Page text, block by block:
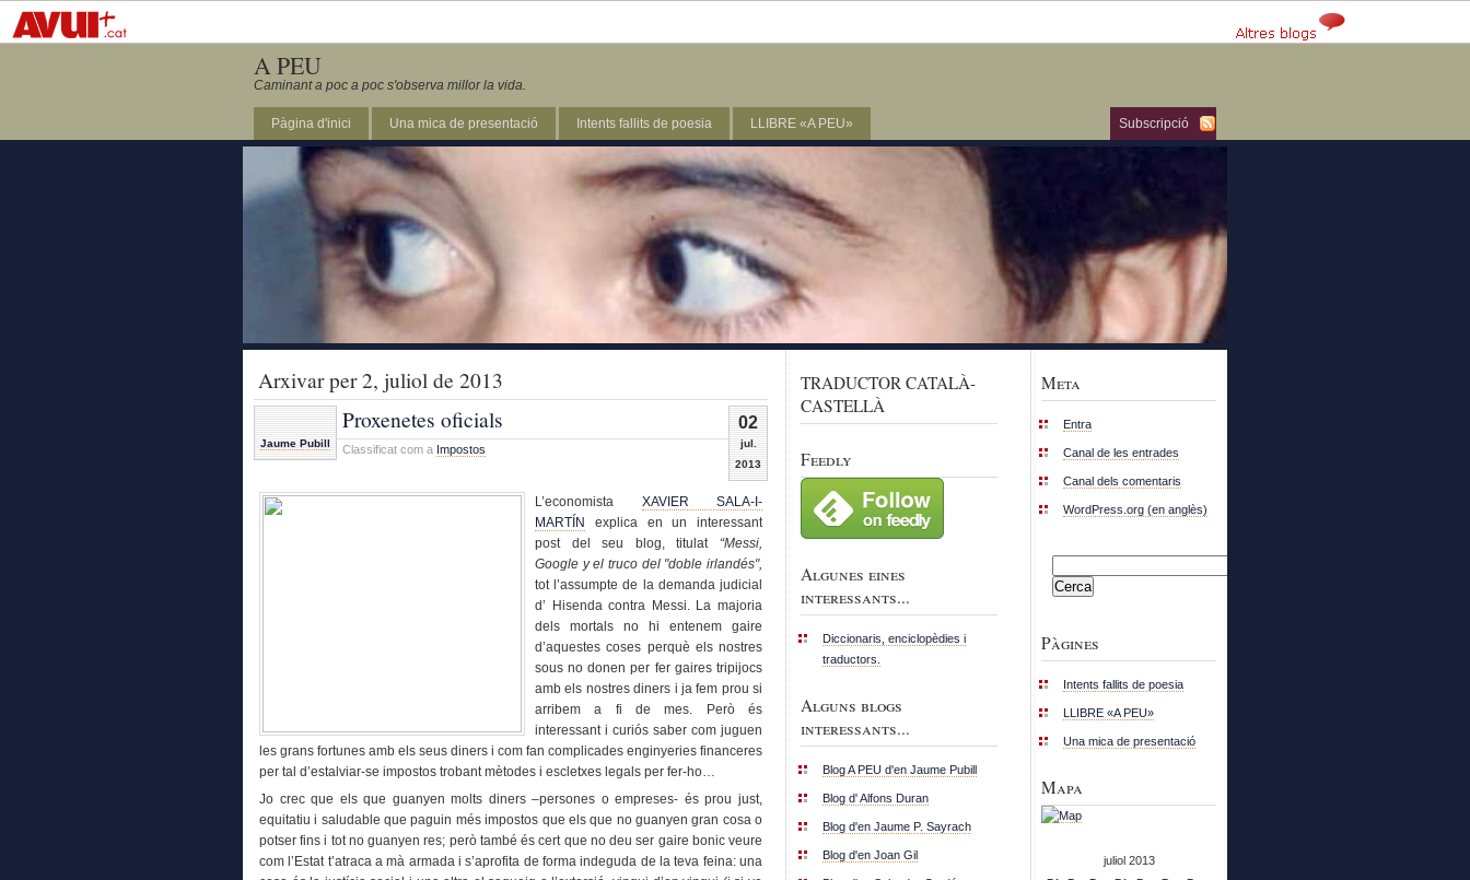
A PEU
Caminant a poc a poc s'observa millor la vida.
Subscripció
Pàgina d'inici Una mica de presentació Intents fallits de poesia LLIBRE «A PEU»
Arxivar per 2, juliol de 2013
02
jul.
2013
Jaume Pubill
Proxenetes oficials
Classificat com a Impostos
L’economista XAVIER SALA-I-
MARTÍN
explica en un interessant
post del seu blog, titulat “Messi,
Google y el truco del "doble irlandés",
tot l’assumpte de la demanda judicial
d’ Hisenda contra Messi. La majoria
dels mortals no hi entenem gaire
d’aquestes coses perquè els nostres
sous no donen per fer gaires tripijocs
amb els nostres diners i ja fem prou si
arribem a fi de mes. Però és
interessant i curiós saber com juguen
les grans fortunes amb els seus diners i com fan complicades enginyeries financeres
per tal d’estalviar-se impostos trobant mètodes i escletxes legals per fer-ho…
Jo crec que els que guanyen molts diners –persones o empreses- és prou just,
equitatiu i saludable que paguin més impostos que els que no guanyen gran cosa o
potser fins i tot no guanyen res; però també és cert que no deu ser gaire bonic veure
com l’Estat t’atraca a mà armada i s’aprofita de forma indeguda de la teva feina: una
TRADUCTOR CATALÀ-
CASTELLÀ
Feedly
Algunes eines
interessants...
Diccionaris, enciclopèdies i
traductors.
Alguns blogs
interessants...
Blog A PEU d'en Jaume Pubill
Blog d' Alfons Duran
Blog d'en Jaume P. Sayrach
Blog d'en Joan Gil
Meta
Entra
Canal de les entrades
Canal dels comentaris
WordPress.org (en anglès)
Pàgines
Intents fallits de poesia
LLIBRE «A PEU»
Una mica de presentació
Mapa
juliol 2013